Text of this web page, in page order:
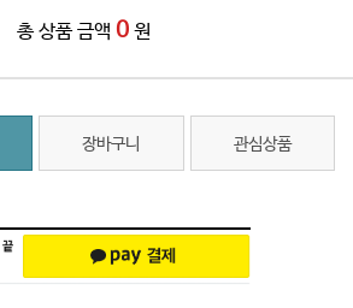
총 상품 금액 0 원
장바구니 관심상품